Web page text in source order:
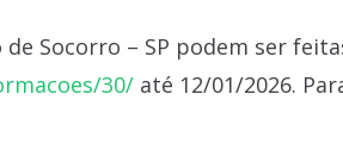
Socorro – SP podem ser
30/ até 12/01/2026.